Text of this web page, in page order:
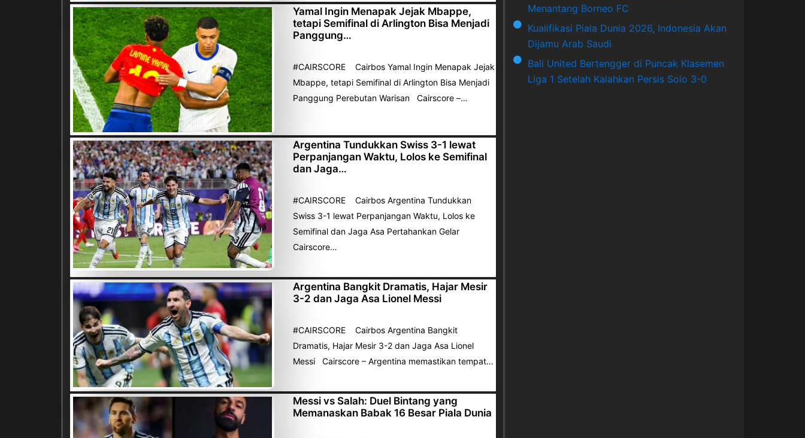
Yamal Ingin Menapak Jejak Mbappe,
tetapi Semifinal di Arlington Bisa Menjadi
Panggung…
#CAIRSCORE Cairbos Yamal Ingin Menapak Jejak
Mbappe, tetapi Semifinal di Arlington Bisa Menjadi
Panggung Perebutan Warisan Cairscore –…
Argentina Tundukkan Swiss 3-1 lewat
Perpanjangan Waktu, Lolos ke Semifinal
dan Jaga…
#CAIRSCORE Cairbos Argentina Tundukkan
Swiss 3-1 lewat Perpanjangan Waktu, Lolos ke
Semifinal dan Jaga Asa Pertahankan Gelar
Cairscore…
Argentina Bangkit Dramatis, Hajar Mesir
3-2 dan Jaga Asa Lionel Messi
#CAIRSCORE Cairbos Argentina Bangkit
Dramatis, Hajar Mesir 3-2 dan Jaga Asa Lionel
Messi Cairscore – Argentina memastikan tempat…
Messi vs Salah: Duel Bintang yang
Memanaskan Babak 16 Besar Piala Dunia
Menantang Borneo FC
Kualifikasi Piala Dunia 2026, Indonesia Akan
Dijamu Arab Saudi
Bali United Bertengger di Puncak Klasemen
Liga 1 Setelah Kalahkan Persis Solo 3-0